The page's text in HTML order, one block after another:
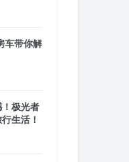
车带你解
极光者
生活！